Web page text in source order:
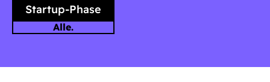
Startup-Phase
Alle.